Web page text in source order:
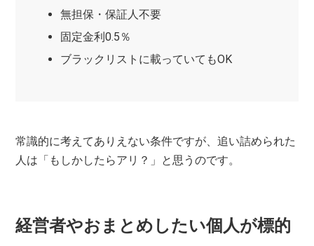
無担保・保証人不要
固定金利0.5％
ブラックリストに載っていてもOK
常識的に考えてありえない条件ですが、追い詰められた
人は「もしかしたらアリ？」と思うのです。
経営者やおまとめしたい個人が標的